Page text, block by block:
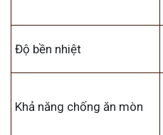
Độ bền nhiệt
Khả năng chống ăn mòn